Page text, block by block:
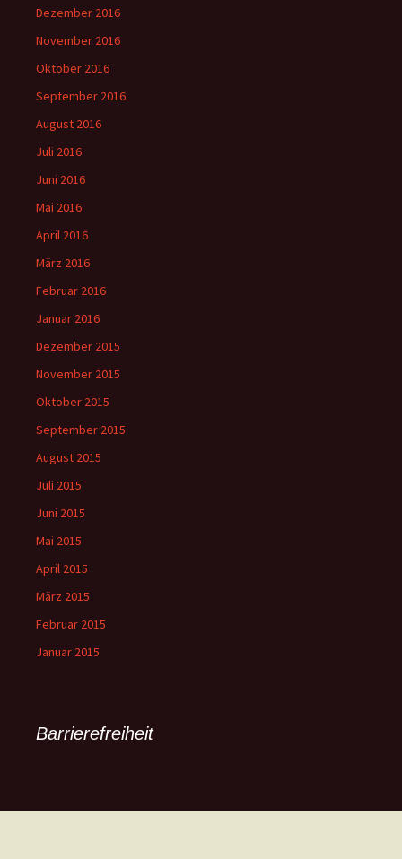
Dezember 2016
November 2016
Oktober 2016
September 2016
August 2016
Juli 2016
Juni 2016
Mai 2016
April 2016
März 2016
Februar 2016
Januar 2016
Dezember 2015
November 2015
Oktober 2015
September 2015
August 2015
Juli 2015
Juni 2015
Mai 2015
April 2015
März 2015
Februar 2015
Januar 2015
Barrierefreiheit